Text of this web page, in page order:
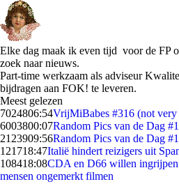
Elke dag maak ik even tijd voor de FP
zoek naar nieuws.
Part-time werkzaam als adviseur
bijdragen aan FOK! te leveren.
Meest gelezen
7024806:54VrijMiBabes #316 (not
6003800:07Random Pics van de Dag
2123909:56Random Pics van de Dag
121718:47Italië hindert reizigers uit
108418:08CDA en D66 willen
mensen ongemerkt filmen